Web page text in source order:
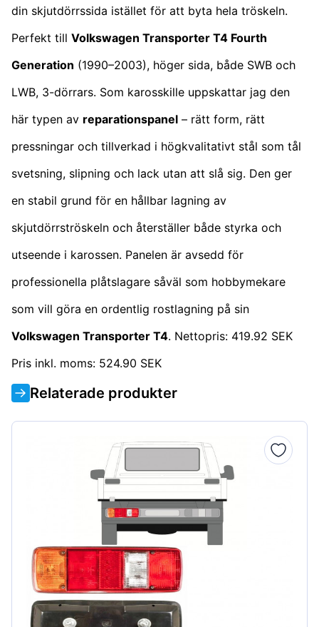
din skjutdörrssida istället för att byta hela tröskeln.
Perfekt till Volkswagen Transporter T4 Fourth
Generation (1990–2003), höger sida, både SWB och
LWB, 3-dörrars. Som karosskille uppskattar jag den
här typen av reparationspanel – rätt form, rätt
pressningar och tillverkad i högkvalitativt stål som tål
svetsning, slipning och lack utan att slå sig. Den ger
en stabil grund för en hållbar lagning av
skjutdörrströskeln och återställer både styrka och
utseende i karossen. Panelen är avsedd för
professionella plåtslagare såväl som hobbymekare
som vill göra en ordentlig rostlagning på sin
Volkswagen Transporter T4. Nettopris: 419.92 SEK
Pris inkl. moms: 524.90 SEK
Relaterade produkter